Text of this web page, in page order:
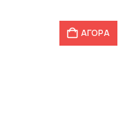
ΑΓΟΡΑ